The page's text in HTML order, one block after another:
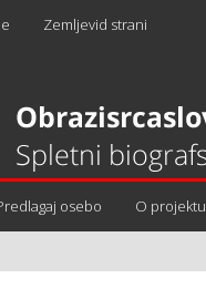
Zemljevid strani
osebo O projektu